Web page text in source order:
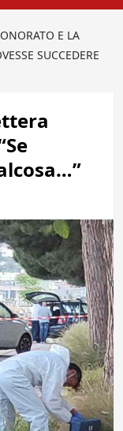
E LA
SUCCEDERE